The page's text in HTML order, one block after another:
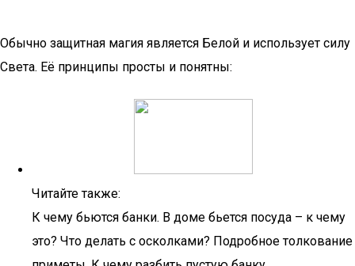
Обычно защитная магия является Белой и использует силу
Света. Её принципы просты и понятны:
Читайте также:
К чему бьются банки. В доме бьется посуда – к чему
это? Что делать с осколками? Подробное толкование